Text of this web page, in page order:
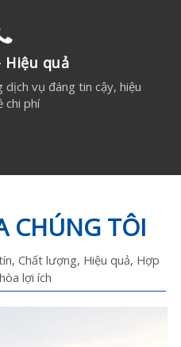
Hiệu quả
vụ đáng tin cậy, hiệu
chi phí
CHÚNG TÔI
Chất lượng, Hiệu quả, Hợp
lợi ích